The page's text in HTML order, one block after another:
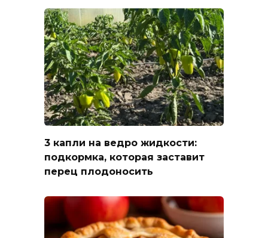
3 капли на ведро жидкости:
подкормка, которая заставит
перец плодоносить